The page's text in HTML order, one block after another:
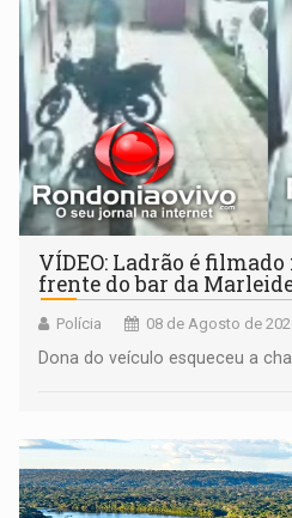
VÍDEO: Ladrão é
frente do bar da
Polícia 08 de Agosto de
Dona do veículo esqueceu a